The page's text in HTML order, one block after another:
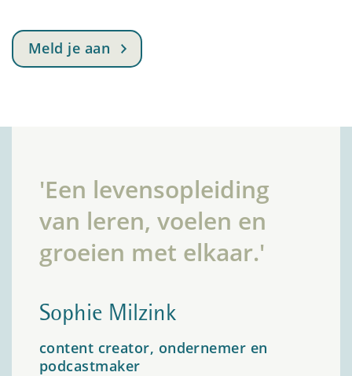
Meld je aan
'Een levensopleiding
van leren, voelen en
groeien met elkaar.'
Sophie Milzink
content creator, ondernemer en
podcastmaker